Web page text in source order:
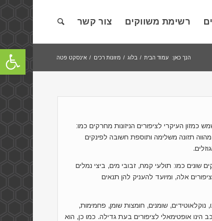
פתח
רשימת משווקים צור קשר
הנך כאן: עמוד הבית / בלוג / מזונות רכים / אינסקט פטה
כמזון העיקרי לציפורים הניזונות מחרקים כמו:
תזונה משלימה ותוספת חשובה לפינקים
כמו: תולעי קמח, זבובי מים, ביצי נמלים
אלה, ומיועד להעניק להן תנאים
נוקלאוטידים, שומנים, חומצות שומן, פחמימות,
הינו אופטימאלי לציפורים בעת גדילה. כמו כן, הוא